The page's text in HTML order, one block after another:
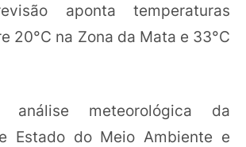
aponta temperaturas
20°C na Zona da Mata e 33°C
análise meteorológica da
Estado do Meio Ambiente e